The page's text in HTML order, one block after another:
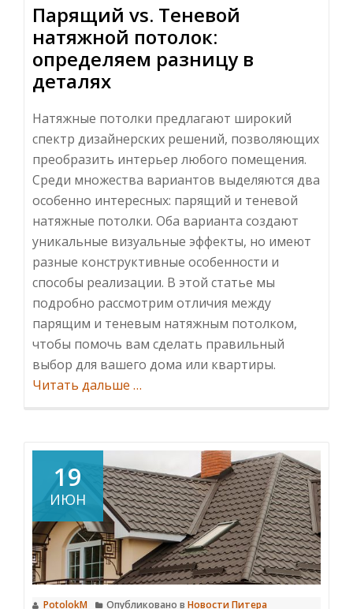
Парящий vs. Теневой
натяжной потолок:
определяем разницу в
деталях
Натяжные потолки предлагают широкий
спектр дизайнерских решений, позволяющих
преобразить интерьер любого помещения.
Среди множества вариантов выделяются два
особенно интересных: парящий и теневой
натяжные потолки. Оба варианта создают
уникальные визуальные эффекты, но имеют
разные конструктивные особенности и
способы реализации. В этой статье мы
подробно рассмотрим отличия между
парящим и теневым натяжным потолком,
чтобы помочь вам сделать правильный
выбор для вашего дома или квартиры.
Читать дальше ИнформацияПарящий
потолок:
выбираем
дизайн
для
вашего
интерьера
…
19
ИЮН
PotolokM Опубликовано в Новости Питера